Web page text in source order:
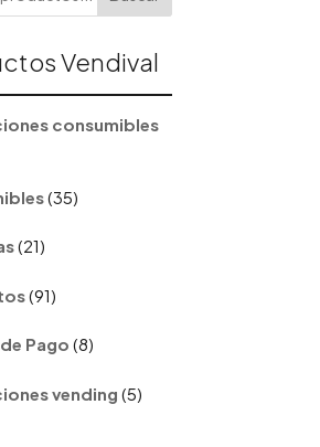
Vendival
consumibles
3535
productos
2121
productos
9191
productos
Pago 88
productos
vending 55
productos